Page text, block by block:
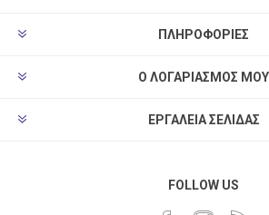
ΠΛΗΡΟΦΟΡΊΕΣ
Ο ΛΟΓΑΡΙΑΣΜΌΣ ΜΟΥ
ΕΡΓΑΛΕΊΑ ΣΕΛΊΔΑΣ
FOLLOW US